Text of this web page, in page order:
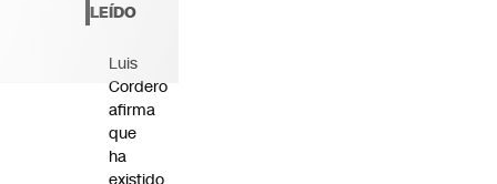
LEÍDO
Luis
Cordero
afirma
que
ha
existido